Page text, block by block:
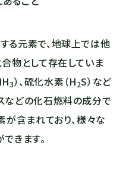
る元素で、地球上では他
物として存在していま
3）、硫化水素（H2S）など
などの化石燃料の成分で
が含まれており、様々な
きます。